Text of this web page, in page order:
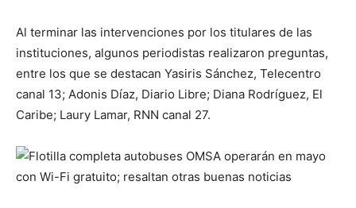
Al terminar las intervenciones por los titulares de las
instituciones, algunos periodistas realizaron preguntas,
entre los que se destacan Yasiris Sánchez, Telecentro
canal 13; Adonis Díaz, Diario Libre; Diana Rodríguez, El
Caribe; Laury Lamar, RNN canal 27.